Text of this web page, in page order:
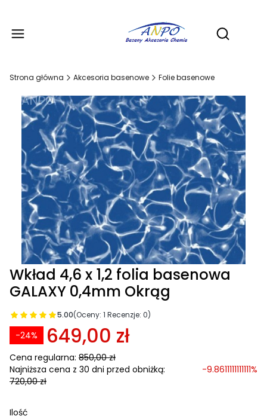
Otwórz
Strona główna Akcesoria basenowe Folie basenowe
Wkład 4,6 x 1,2 folia basenowa
GALAXY 0,4mm Okrąg
5.00(Oceny: 1 Recenzje: 0)
649,00 zł
Cena regularna: 850,00 zł
-24%
Najniższa cena z 30 dni przed obniżką:
720,00 zł
-9.8611111111111%
Ilość